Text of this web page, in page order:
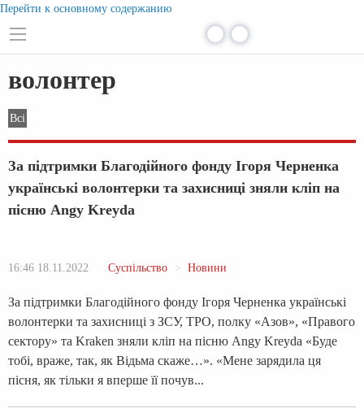
Перейти к основному содержанию
волонтер
Всі
За підтримки Благодійного фонду Ігоря Черненка
українські волонтерки та захисниці зняли кліп на
пісню Angy Kreyda
16:46 18.11.2022 Суспільство Новини
За підтримки Благодійного фонду Ігоря Черненка українські
волонтерки та захисниці з ЗСУ, ТРО, полку «Азов», «Правого
сектору» та Kraken зняли кліп на пісню Angy Kreyda «Буде
тобі, враже, так, як Відьма скаже…». «Мене зарядила ця
пісня, як тільки я вперше її почув...